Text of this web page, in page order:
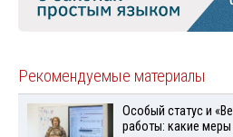
Рекомендуемые материалы
Особый статус и
работы: какие